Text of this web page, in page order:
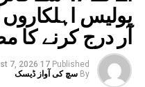
پولیس
آر درج کرنے کا
Published
17 hours ago
7, 2026
By سچ کی آواز ڈیسک